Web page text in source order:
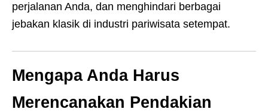
perjalanan Anda, dan menghindari berbagai
jebakan klasik di industri pariwisata setempat.
Mengapa Anda Harus
Merencanakan Pendakian